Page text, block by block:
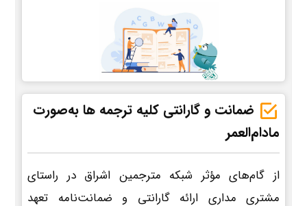
ضمانت و گارانتی کلیه ترجمه ها به‌صورت
مادام‌العمر
از گام‌های مؤثر شبکه مترجمین اشراق در راستای
مشتری مداری ارائه گارانتی و ضمانت‌نامه تعهد